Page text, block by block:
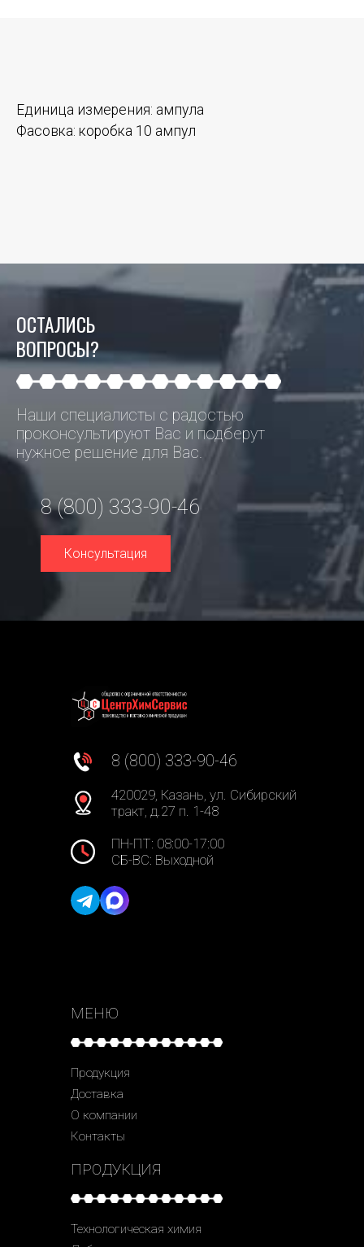
Единица измерения: ампула
Фасовка: коробка 10 ампул
ОСТАЛИСЬ
ВОПРОСЫ?
Наши специалисты с радостью
проконсультируют Вас и подберут
нужное решение для Вас.
8 (800) 333-90-46
Консультация
8 (800) 333-90-46
420029, Казань, ул. Сибирский
тракт, д.27 п. 1-48
ПН-ПТ: 08:00-17:00
СБ-ВС: Выходной
МЕНЮ
Продукция
Доставка
О компании
Контакты
ПРОДУКЦИЯ
Технологическая химия